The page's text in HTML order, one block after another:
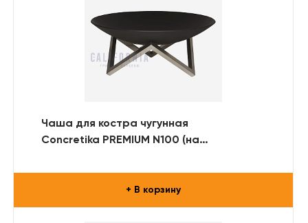
Чаша для костра чугунная
Concretika PREMIUM N100 (на
+ В корзину